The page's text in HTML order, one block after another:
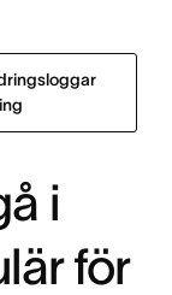
i
för